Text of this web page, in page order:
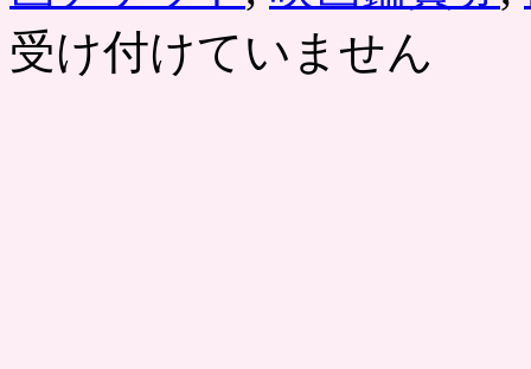
受け付けていません